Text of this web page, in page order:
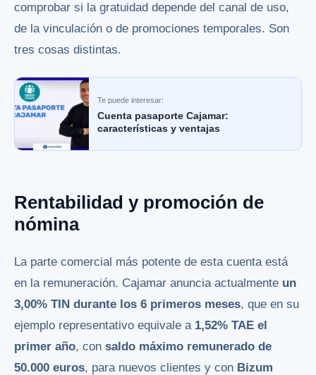
comprobar si la gratuidad depende del canal de uso,
de la vinculación o de promociones temporales. Son
tres cosas distintas.
Te puede interesar:
Cuenta pasaporte Cajamar:
características y ventajas
Rentabilidad y promoción de
nómina
La parte comercial más potente de esta cuenta está
en la remuneración. Cajamar anuncia actualmente un
3,00% TIN durante los 6 primeros meses, que en su
ejemplo representativo equivale a 1,52% TAE el
primer año, con saldo máximo remunerado de
50.000 euros, para nuevos clientes y con Bizum